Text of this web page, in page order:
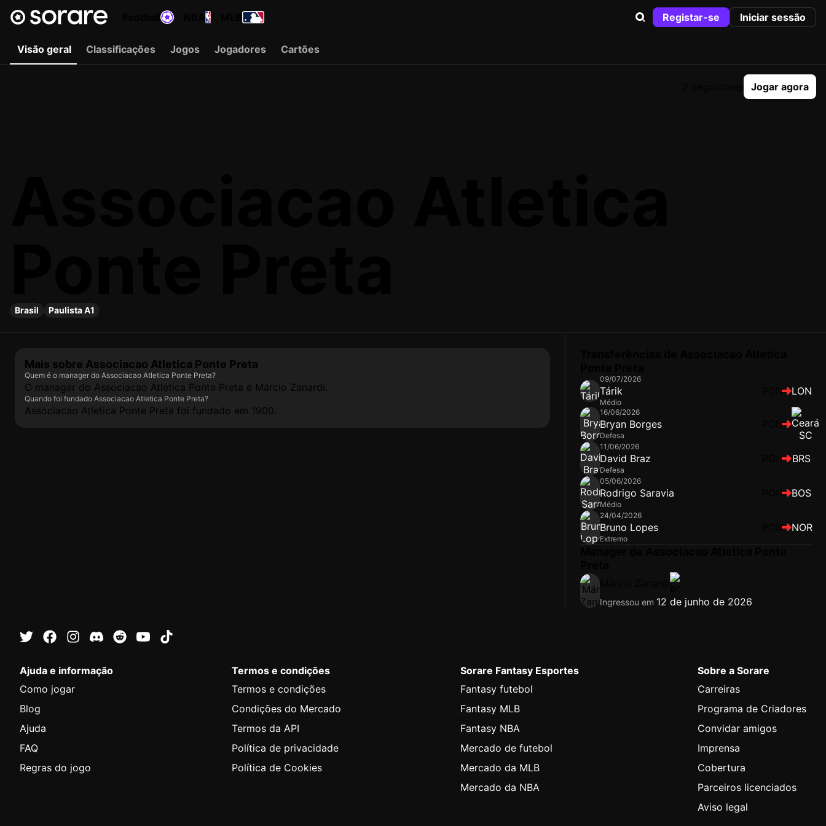
Registar-se Iniciar sessão
Visão geral Classificações Jogos Jogadores Cartões
Jogar agora
Brasil Paulista A1
Mais sobre Associacao Atletica Ponte Preta
Quem é o manager do Associacao Atletica Ponte Preta?
O manager do Associacao Atletica Ponte Preta é Márcio Zanardi.
Quando foi fundado Associacao Atletica Ponte Preta?
Associacao Atletica Ponte Preta foi fundado em 1900.
09/07/2026
Tárik
Médio
PON LON
16/06/2026
Bryan Borges
Defesa
PON
11/06/2026
David Braz
Defesa
PON BRS
05/06/2026
Rodrigo Saravia
Médio
PON BOS
24/04/2026
Bruno Lopes
Extremo
PON NOR
Ingressou em 12 de junho de 2026
Ajuda e informação
Como jogar
Blog
Ajuda
FAQ
Regras do jogo
Termos e condições
Termos e condições
Condições do Mercado
Termos da API
Política de privacidade
Política de Cookies
Sorare Fantasy Esportes
Fantasy futebol
Fantasy MLB
Fantasy NBA
Mercado de futebol
Mercado da MLB
Mercado da NBA
Sobre a Sorare
Carreiras
Programa de Criadores
Convidar amigos
Imprensa
Cobertura
Parceiros licenciados
Aviso legal